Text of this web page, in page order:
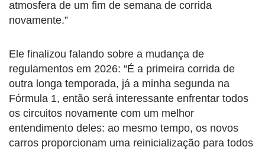
atmosfera de um fim de semana de corrida
novamente.”
Ele finalizou falando sobre a mudança de
regulamentos em 2026: “É a primeira corrida de
outra longa temporada, já a minha segunda na
Fórmula 1, então será interessante enfrentar todos
os circuitos novamente com um melhor
entendimento deles: ao mesmo tempo, os novos
carros proporcionam uma reinicialização para todos